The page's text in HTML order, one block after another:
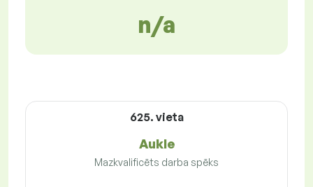
n/a
625. vieta
Aukle
Mazkvalificēts darba spēks